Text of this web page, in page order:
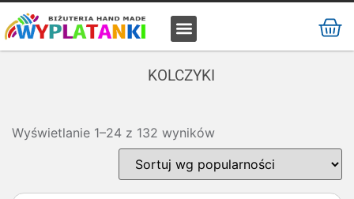
KOLCZYKI
Wyświetlanie 1–24 z 132 wyników